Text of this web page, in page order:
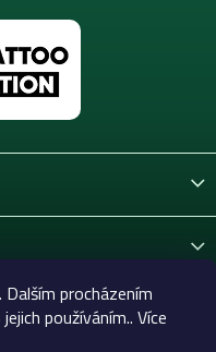
procházením
používáním.. Více